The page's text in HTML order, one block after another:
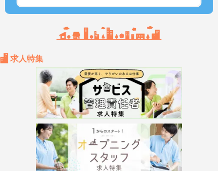
求人特集